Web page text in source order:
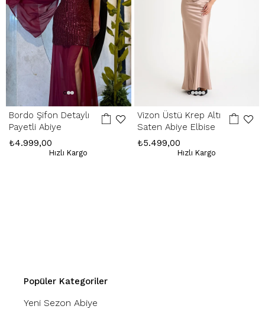
Whatsapp Çağrı Merkezi:
085053217175
Bordo Şifon Detaylı
Payetli Abiye
₺4.999,00
Hızlı Kargo
Vizon Üstü Krep Altı
Saten Abiye Elbise
₺5.499,00
Hızlı Kargo
Popüler Kategoriler
Yeni Sezon Abiye